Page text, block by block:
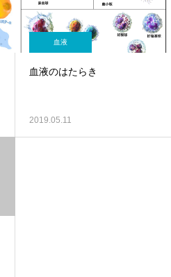
血液
血液のはたらき
2019.05.11